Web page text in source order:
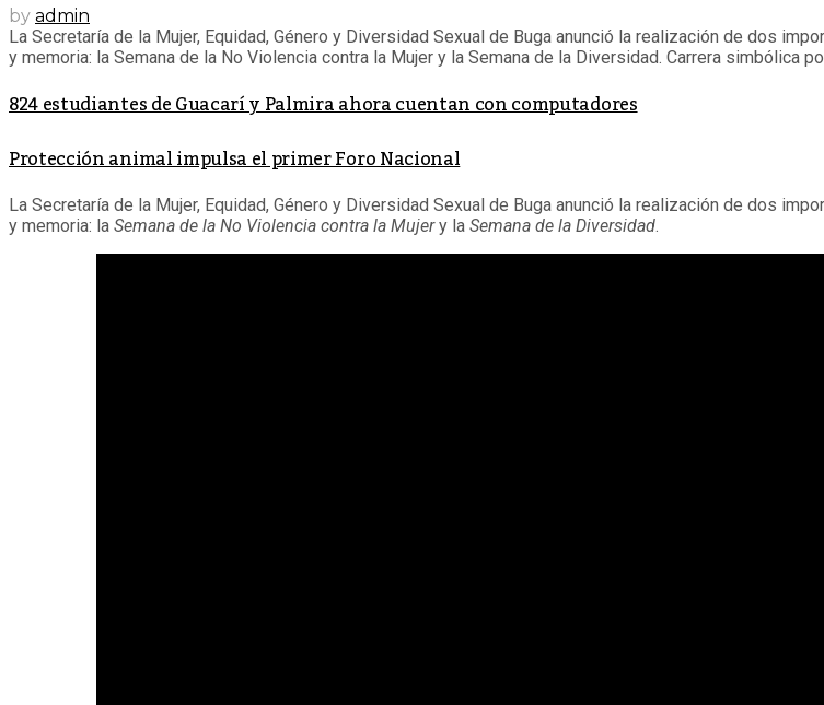
by admin
La Secretaría de la Mujer, Equidad, Género y Diversidad Sexual de Buga anunció la realización de dos
y memoria: la Semana de la No Violencia contra la Mujer y la Semana de la Diversidad. Carrera simbólica
824 estudiantes de Guacarí y Palmira ahora cuentan con computadores
Protección animal impulsa el primer Foro Nacional
La Secretaría de la Mujer, Equidad, Género y Diversidad Sexual de Buga anunció la realización de dos
y memoria: la Semana de la No Violencia contra la Mujery la Semana de la Diversidad.